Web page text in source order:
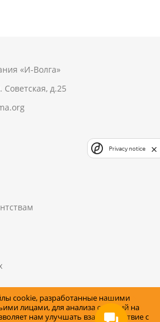
«И-Волга»
Советская, д.25
в отношении обработки
cookie, разработанные нашими
лицами, для анализа событий на
нам улучшать взаимодействие с
Privacy notice